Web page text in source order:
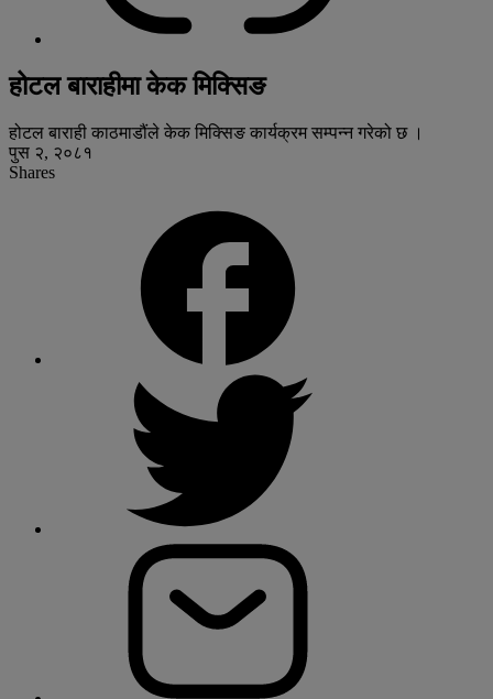
होटल बाराहीमा केक मिक्सिङ
होटल बाराही काठमाडौंले केक मिक्सिङ कार्यक्रम सम्पन्न गरेको छ ।
पुस २, २०८१
Shares